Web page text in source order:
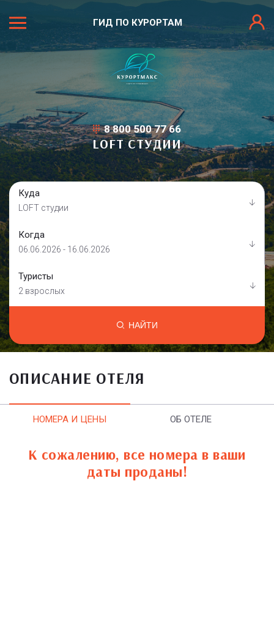
ГИД ПО КУРОРТАМ
8 800 500 77 66
LOFT СТУДИИ
Куда
LOFT студии
Когда
06.06.2026 - 16.06.2026
Туристы
2 взрослых
НАЙТИ
ОПИСАНИЕ ОТЕЛЯ
НОМЕРА И ЦЕНЫ ОБ ОТЕЛЕ
К сожалению, все номера в ваши
даты проданы!